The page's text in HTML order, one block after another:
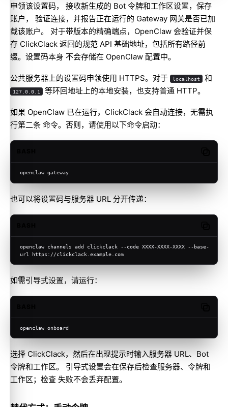
申领该设置码， 接收新生成的 Bot 令牌和工作区设置，保存
账户， 验证连接，并报告正在运行的 Gateway 网关是否已加
载该账户。 对于带版本的精确端点，OpenClaw 会验证并保
存 ClickClack 返回的规范 API 基础地址，包括所有路径前
缀。设置码本身 不会存储在 OpenClaw 配置中。
公共服务器上的设置码申领使用 HTTPS。对于 localhost 和
127.0.0.1 等环回地址上的本地安装，也支持普通 HTTP。
如果 OpenClaw 已在运行，ClickClack 会自动连接，无需执
行第二条 命令。否则，请使用以下命令启动：
openclaw gateway
也可以将设置码与服务器 URL 分开传递：
openclaw channels add clickclack --code XXXX-XXXX-XXXX --base-
url https://clickclack.example.com
如需引导式设置，请运行：
openclaw onboard
选择 ClickClack，然后在出现提示时输入服务器 URL、Bot
令牌和工作区。 引导式设置会在保存后检查服务器、令牌和
工作区；检查 失败不会丢弃配置。